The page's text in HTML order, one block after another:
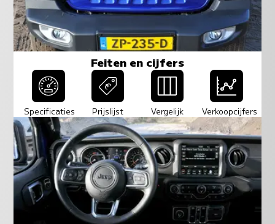
Feiten en cijfers
Specificaties Prijslijst Vergelijk Verkoopcijfers